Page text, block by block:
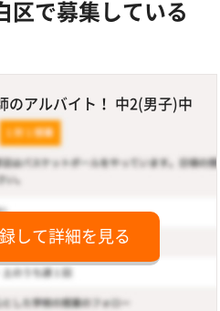
区で募集している
のアルバイト！ 中2(男子)中
して詳細を見る